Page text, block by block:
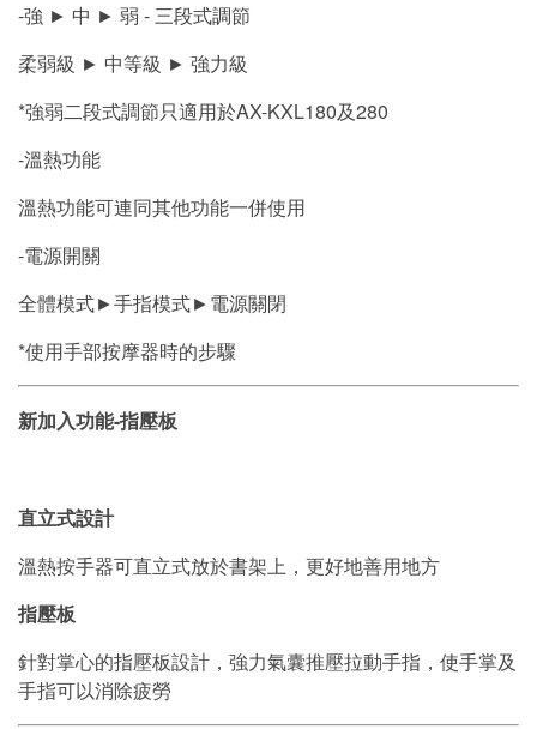
-強 ► 中 ► 弱 - 三段式調節
柔弱級 ► 中等級 ► 強力級
*強弱二段式調節只適用於AX-KXL180及280
-溫熱功能
溫熱功能可連同其他功能一併使用
-電源開關
全體模式►手指模式►電源關閉
*使用手部按摩器時的步驟
新加入功能-指壓板
直立式設計
溫熱按手器可直立式放於書架上，更好地善用地方
指壓板
針對掌心的指壓板設計，強力氣囊推壓拉動手指，使手掌及
手指可以消除疲勞